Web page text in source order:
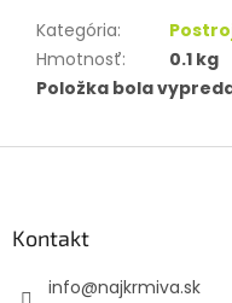
Kategória:
Hmotnosť:
0.1 kg
Položka bola
Kontakt
info@najkrmiva.sk